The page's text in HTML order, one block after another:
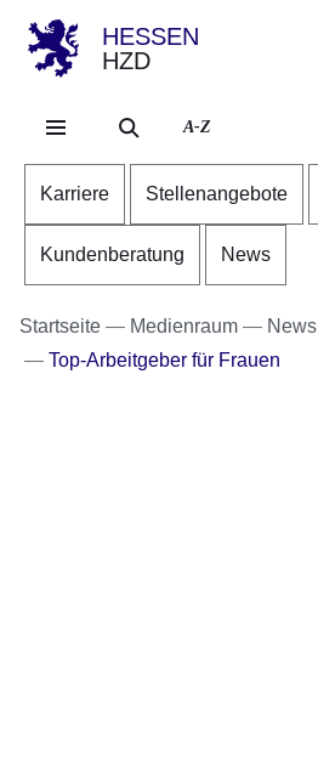
HESSEN
HZD
A-Z
Karriere Stellenangebote
Kundenberatung News
Startseite Medienraum
News
Top-Arbeitgeber für Frauen